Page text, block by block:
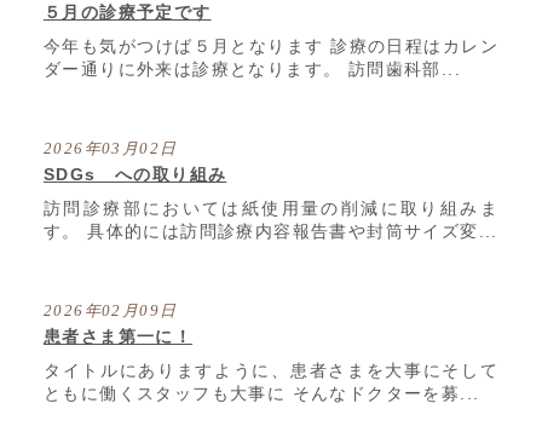
５月の診療予定です
今年も気がつけば５月となります 診療の日程はカレン
ダー通りに外来は診療となります。 訪問歯科部...
2026年03月02日
SDGs への取り組み
訪問診療部においては紙使用量の削減に取り組みま
す。 具体的には訪問診療内容報告書や封筒サイズ変...
2026年02月09日
患者さま第一に！
タイトルにありますように、患者さまを大事にそして
ともに働くスタッフも大事に そんなドクターを募...